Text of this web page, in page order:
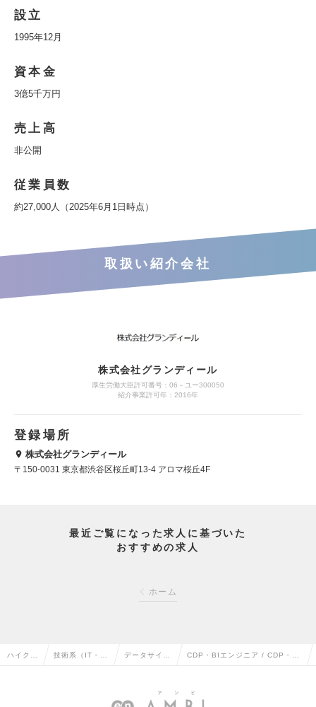
設立
1995年12月
資本金
3億5千万円
売上高
非公開
従業員数
約27,000人（2025年6月1日時点）
取扱い紹介会社
株式会社グランディール
厚生労働大臣許可番号：06－ユー300050
紹介事業許可年：2016年
登録場所
株式会社グランディール
〒150-0031 東京都渋谷区桜丘町13-4 アロマ桜丘4F
最近ご覧になった求人に基づいた
おすすめの求人
ホーム
ハイクラ 技術系（IT・W データサイエ
転職
CDP・BIエンジニア / CDP・BI
求人情報